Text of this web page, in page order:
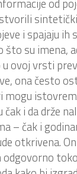
od
i spajaju ih
su imena,
ovoj vrsti
ona često
i da drže
– čak i
otkrivena.